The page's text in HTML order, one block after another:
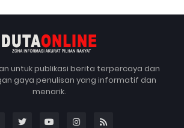
untuk publikasi berita terpercaya dan
gaya penulisan yang informatif dan
menarik.